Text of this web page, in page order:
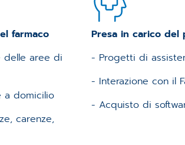
farmaco
delle aree di
a domicilio
carenze,
Presa in carico del
- Progetti di
- Interazione con il
- Acquisto di